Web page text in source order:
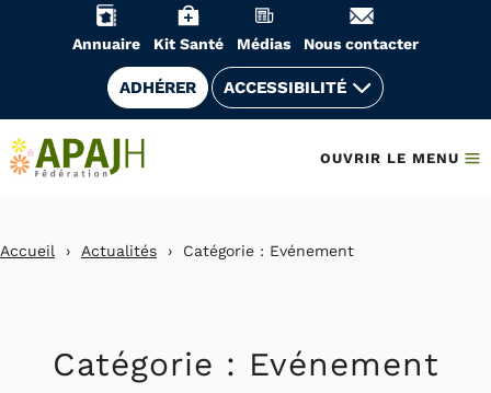
Annuaire Kit Santé Médias Nous contacter
ADHÉRER ACCESSIBILITÉ
OUVRIR LE MENU
Accueil › Actualités › Catégorie : Evénement
Catégorie : Evénement